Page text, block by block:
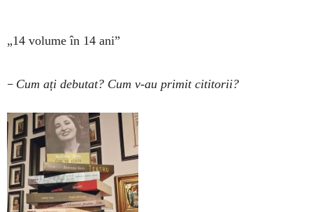
„14 volume în 14 ani”
– Cum ați debutat? Cum v-au primit cititorii?